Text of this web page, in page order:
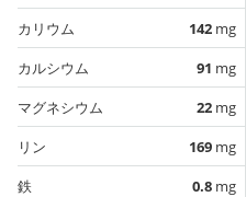
カリウム
142 mg
カルシウム
91 mg
マグネシウム
22 mg
リン
169 mg
鉄
0.8 mg